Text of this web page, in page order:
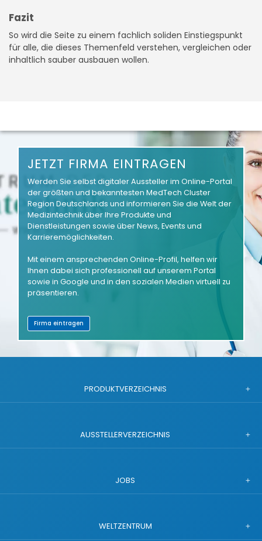
Fazit
So wird die Seite zu einem fachlich soliden Einstiegspunkt
für alle, die dieses Themenfeld verstehen, vergleichen oder
inhaltlich sauber ausbauen wollen.
JETZT FIRMA EINTRAGEN
Werden Sie selbst digitaler Aussteller im Online-Portal
der größten und bekanntesten MedTech Cluster
Region Deutschlands und informieren Sie die Welt der
Medizintechnik über Ihre Produkte und
Dienstleistungen sowie über News, Events und
Karrieremöglichkeiten.
Mit einem ansprechenden Online-Profil, helfen wir
Ihnen dabei sich professionell auf unserem Portal
sowie in Google und in den sozialen Medien virtuell zu
präsentieren.
Firma eintragen
PRODUKTVERZEICHNIS
AUSSTELLERVERZEICHNIS
JOBS
WELTZENTRUM